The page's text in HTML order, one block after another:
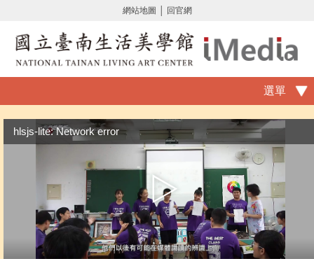
網站地圖 回官網
選單
hlsjs-lite: Network error